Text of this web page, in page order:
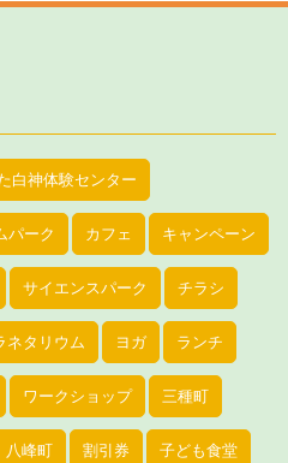
白神体験センター
パーク カフェ キャンペーン
サイエンスパーク チラシ
ネタリウム ヨガ ランチ
ワークショップ 三種町
八峰町 割引券 子ども食堂